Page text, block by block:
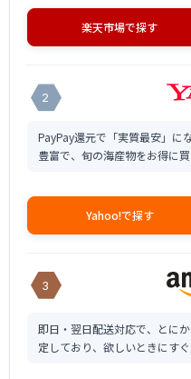
楽天市場で探す
2
PayPay還元で「実質最安」に
豊富で、旬の海産物をお得に買
Yahoo!で探す
3
即日・翌日配送対応で、とに
定しており、欲しいときにす